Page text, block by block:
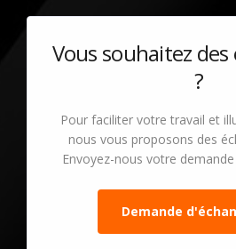
Vous souhaitez
?
Pour faciliter votre travail et
nous vous proposons des
Envoyez-nous votre
Demande